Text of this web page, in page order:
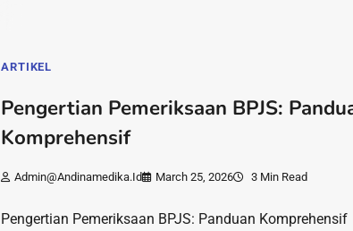
ARTIKEL
Pengertian Pemeriksaan BPJS:
Komprehensif
Admin@andinamedika.id March 25, 2026 3 Min Read
Pengertian Pemeriksaan BPJS: Panduan Komprehensif